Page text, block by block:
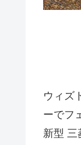
ウィズ
ーでフ
新型 三